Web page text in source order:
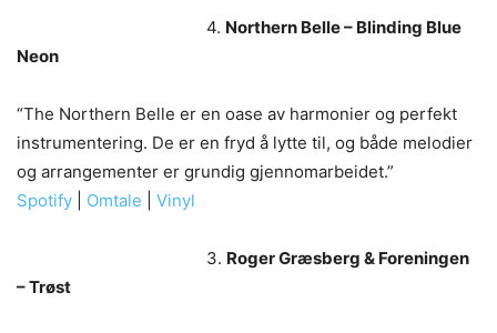
4. Northern Belle – Blinding Blue
Neon
“The Northern Belle er en oase av harmonier og perfekt
instrumentering. De er en fryd å lytte til, og både melodier
og arrangementer er grundig gjennomarbeidet.”
Spotify
Omtale Vinyl
3. Roger Græsberg & Foreningen
– Trøst